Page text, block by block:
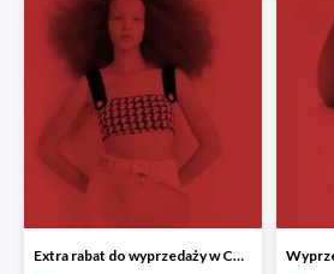
Extra rabat do wyprzedaży w CCC -20%